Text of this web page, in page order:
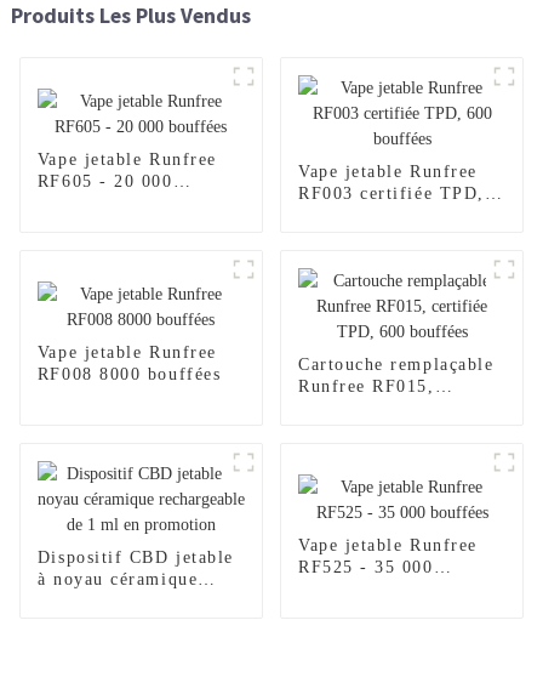
Produits Les Plus Vendus
Vape jetable Runfree
RF605 - 20 000
Vape jetable Runfree
RF003 certifiée TPD,
Vape jetable Runfree
RF008 8000 bouffées
Cartouche remplaçable
Runfree RF015,
Dispositif CBD jetable
à noyau céramique
Vape jetable Runfree
RF525 - 35 000